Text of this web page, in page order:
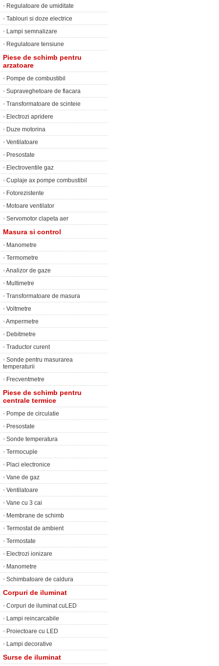
• Regulatoare de umiditate
• Tablouri si doze electrice
• Lampi semnalizare
• Regulatoare tensiune
Piese de schimb pentru
arzatoare
• Pompe de combustibil
• Supraveghetoare de flacara
• Transformatoare de scinteie
• Electrozi apridere
• Duze motorina
• Ventilatoare
• Presostate
• Electroventile gaz
• Cuplaje ax pompe combustibil
• Fotorezistente
• Motoare ventilator
• Servomotor clapeta aer
Masura si control
• Manometre
• Termometre
•Analizor de gaze
• Multimetre
• Transformatoare de masura
• Voltmetre
•Ampermetre
• Debitmetre
• Traductor curent
• Sonde pentru masurarea
temperaturii
• Frecventmetre
Piese de schimb pentru
centrale termice
• Pompe de circulatie
• Presostate
• Sonde temperatura
• Termocuple
• Placi electronice
• Vane de gaz
• Ventilatoare
• Vane cu 3 cai
• Membrane de schimb
• Termostat de ambient
• Termostate
• Electrozi ionizare
• Manometre
• Schimbatoare de caldura
Corpuri de iluminat
• Corpuri de iluminat cuLED
• Lampi reincarcabile
• Proiectoare cu LED
• Lampi decorative
Surse de iluminat